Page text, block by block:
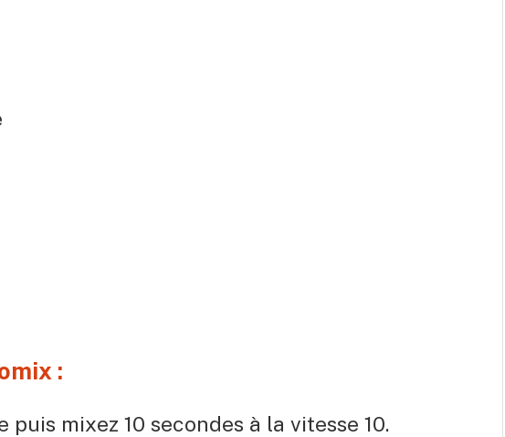
:
puis mixez 10 secondes à la vitesse 10.